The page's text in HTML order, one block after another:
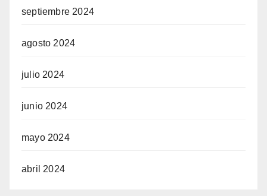
septiembre 2024
agosto 2024
julio 2024
junio 2024
mayo 2024
abril 2024